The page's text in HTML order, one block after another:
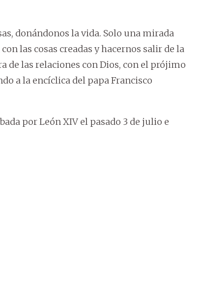
donándonos la vida. Solo una mirada
las cosas creadas y hacernos salir de la
de las relaciones con Dios, con el prójimo
a la encíclica del papa Francisco
por León XIV el pasado 3 de julio e